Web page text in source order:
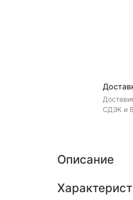
СДЭК и
Описание